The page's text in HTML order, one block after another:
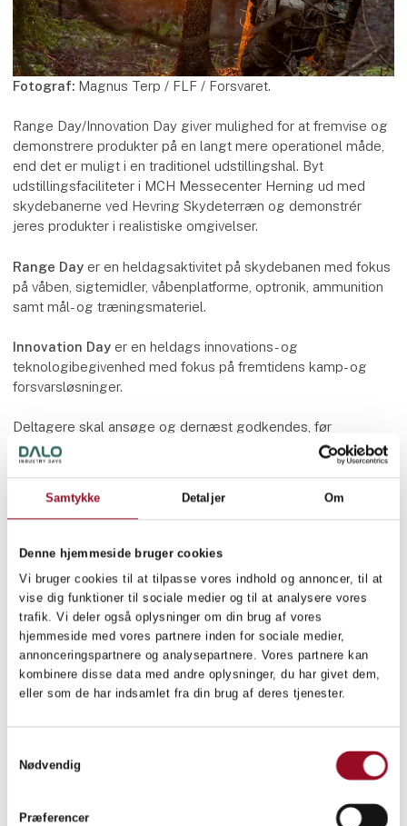
Samtykke Detaljer Om
Denne hjemmeside bruger cookies
Vi bruger cookies til at tilpasse vores indhold og annoncer, til at
vise dig funktioner til sociale medier og til at analysere vores
trafik. Vi deler også oplysninger om din brug af vores
hjemmeside med vores partnere inden for sociale medier,
annonceringspartnere og analysepartnere. Vores partnere kan
kombinere disse data med andre oplysninger, du har givet dem,
eller som de har indsamlet fra din brug af deres tjenester.
Nødvendig
Præferencer
Fotograf: Magnus Terp / FLF / Forsvaret.
Range Day/Innovation Day giver mulighed for at fremvise og
demonstrere produkter på en langt mere operationel måde,
end det er muligt i en traditionel udstillingshal. Byt
udstillingsfaciliteter i MCH Messecenter Herning ud med
skydebanerne ved Hevring Skydeterræn og demonstrér
jeres produkter i realistiske omgivelser.
Range Day er en heldagsaktivitet på skydebanen med fokus
på våben, sigtemidler, våbenplatforme, optronik, ammunition
samt mål- og træningsmateriel.
Innovation Day er en heldags innovations- og
teknologibegivenhed med fokus på fremtidens kamp- og
forsvarsløsninger.
Deltagere skal ansøge og dernæst godkendes, før
deltagelse er mulig. Hvis man ønsker at deltage i både
Range Day og Innovation Day, skal der ansøges separat til
Alle ansøgere modtager skriftlig besked om resultatet af
Hvis ansøgning afvises, kan man kontakte
OPENFORBUSINESS@MIL.DKmed eventuelle spørgsmål.
Dato:
21. august 2026 fra kl. 08:00-16:00
Lokation:
Hevring Skydeterræn
Adresse: Voer Færgevej 4, 8950 Ørsted
OPENFORBUSINESS@MIL.DK